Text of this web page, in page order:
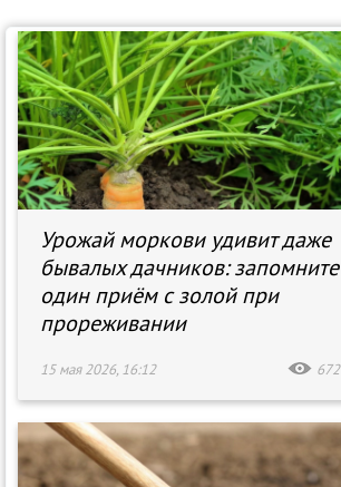
Урожай моркови удивит даже
бывалых дачников: запомните
один приём с золой при
прореживании
15 мая 2026, 16:12 672